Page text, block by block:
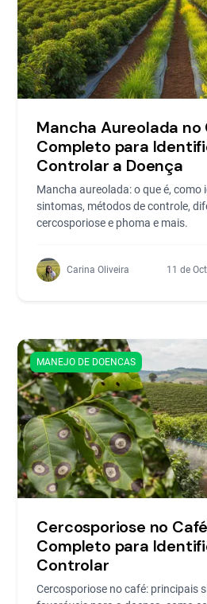
Mancha Aureolada no
Completo para
Controlar a Doença
Mancha aureolada: o que é, como
sintomas, métodos de controle,
cercosporiose e phoma e mais.
Carina Oliveira 11 de
MANEJO DE DOENCAS
Cercosporiose no
Completo para
Controlar
Cercosporiose no café: principais